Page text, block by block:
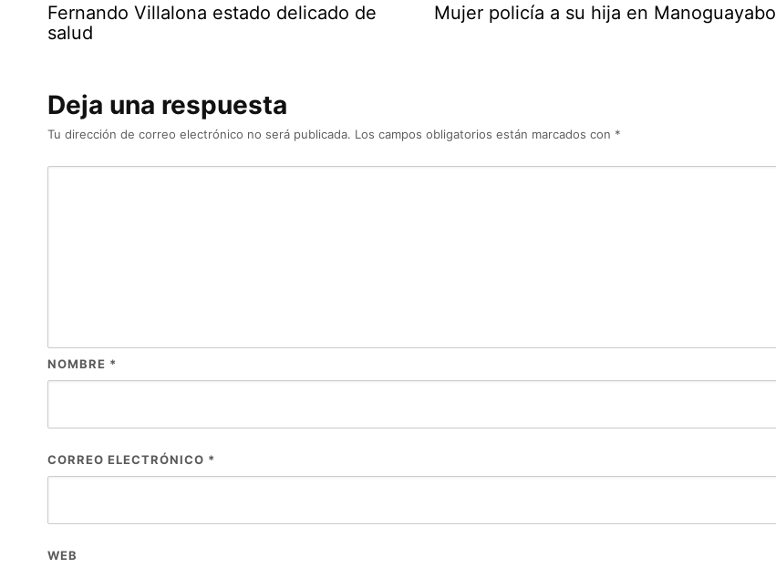
Fernando Villalona estado delicado de
salud
Mujer policía a su hija en Manoguayabo
Deja una respuesta
Tu dirección de correo electrónico no será publicada. Los campos obligatorios están marcados con *
NOMBRE *
CORREO ELECTRÓNICO *
WEB